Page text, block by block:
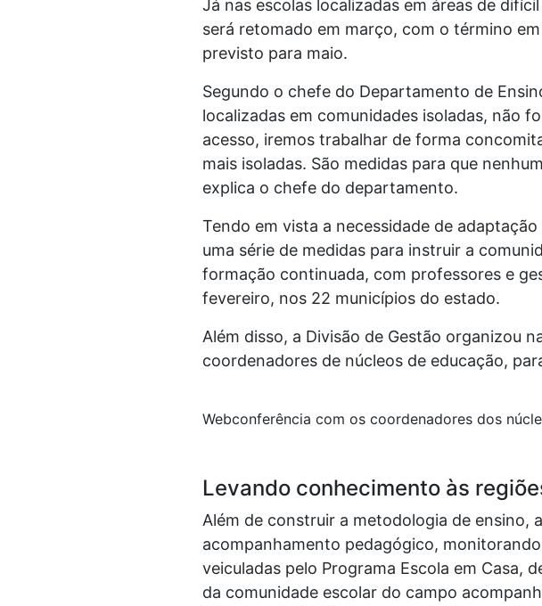
Já nas escolas localizadas em áreas de
será retomado em março, com o término
previsto para maio.
Segundo o chefe do Departamento de
localizadas em comunidades isoladas, não
acesso, iremos trabalhar de forma
mais isoladas. São medidas para que
explica o chefe do departamento.
Tendo em vista a necessidade de
uma série de medidas para instruir a
formação continuada, com professores e
fevereiro, nos 22 municípios do estado.
Além disso, a Divisão de Gestão organizou
coordenadores de núcleos de educação,
Webconferência com os coordenadores dos
Levando conhecimento às
Além de construir a metodologia de ensino,
acompanhamento pedagógico,
veiculadas pelo Programa Escola em Casa,
da comunidade escolar do campo